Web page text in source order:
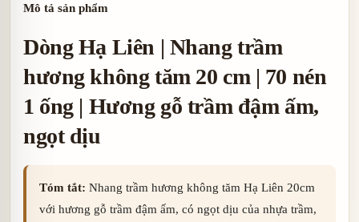
Mô tả sản phẩm
Dòng Hạ Liên | Nhang trầm
hương không tăm 20 cm | 70 nén
1 ống | Hương gỗ trầm đậm ấm,
ngọt dịu
Tóm tắt: Nhang trầm hương không tăm Hạ Liên 20cm
với hương gỗ trầm đậm ấm, có ngọt dịu của nhựa trầm,